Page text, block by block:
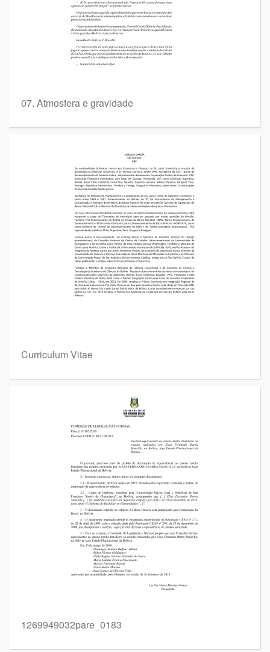
07. Atmosfera e gravidade
Curriculum Vitae
1269949032pare_0183